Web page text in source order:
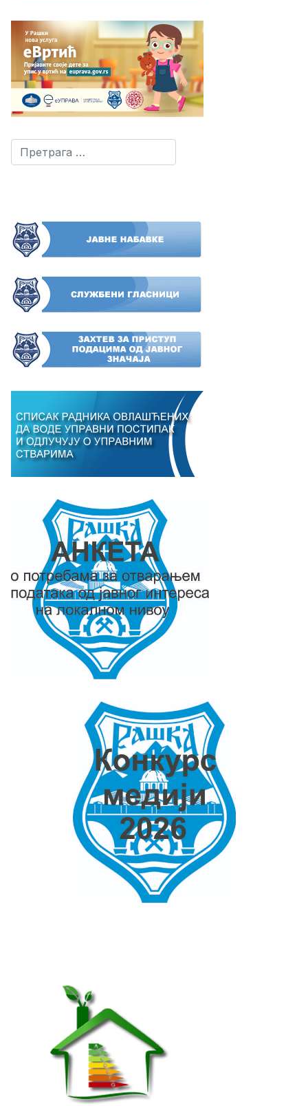
Претрага